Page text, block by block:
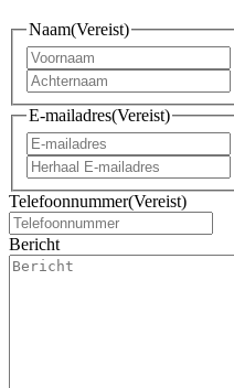
Naam(Vereist)
E-mailadres(Vereist)
Telefoonnummer(Vereist)
Bericht